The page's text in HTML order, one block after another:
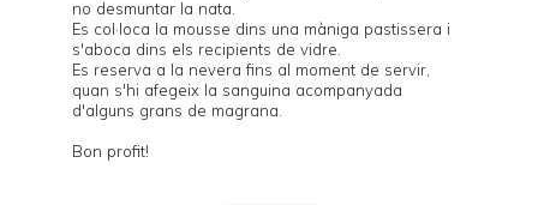
no desmuntar la nata.
Es col·loca la mousse dins una màniga pastissera i
s'aboca dins els recipients de vidre.
Es reserva a la nevera fins al moment de servir,
quan s'hi afegeix la sanguina acompanyada
d'alguns grans de magrana.
Bon profit!